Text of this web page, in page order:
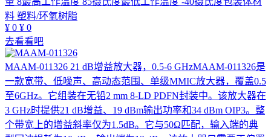
料 塑料/环氧树脂
¥ 0 ¥ 0
去看看吧
MAAM-011326 21 dB增益放大器，0.5-6 GHzMAAM-011326是
一款宽带、低噪声、高动态范围、单级MMIC放大器，覆盖0.5
至6GHz。它组装在无铅2 mm 8-LD PDFN封装中。该放大器在
3 GHz时提供21 dB增益、19 dBm输出功率和34 dBm OIP3。整
个带宽上的增益斜率仅为1.5dB。它与50Ω匹配，输入端的典